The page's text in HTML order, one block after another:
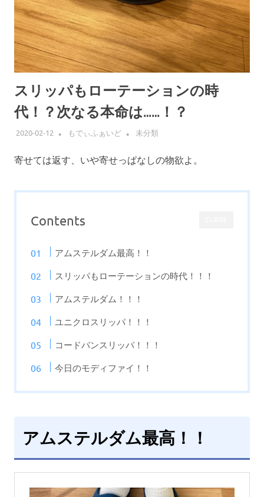
スリッパもローテーションの時
代！？次なる本命は……！？
2020-02-12 もでぃふぁいど 未分類
寄せては返す、いや寄せっぱなしの物欲よ。
Contents
アムステルダム最高！！
スリッパもローテーションの時代！！！
アムステルダム！！！
ユニクロスリッパ！！！
コードバンスリッパ！！！
今日のモディファイ！！
アムステルダム最高！！